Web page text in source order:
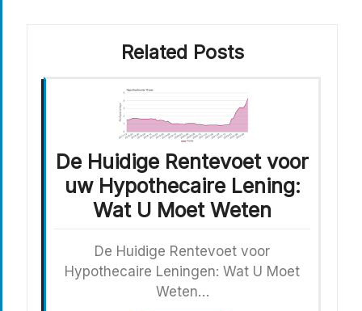
Related Posts
De Huidige Rentevoet voor
uw Hypothecaire Lening:
Wat U Moet Weten
De Huidige Rentevoet voor
Hypothecaire Leningen: Wat U Moet
Weten…